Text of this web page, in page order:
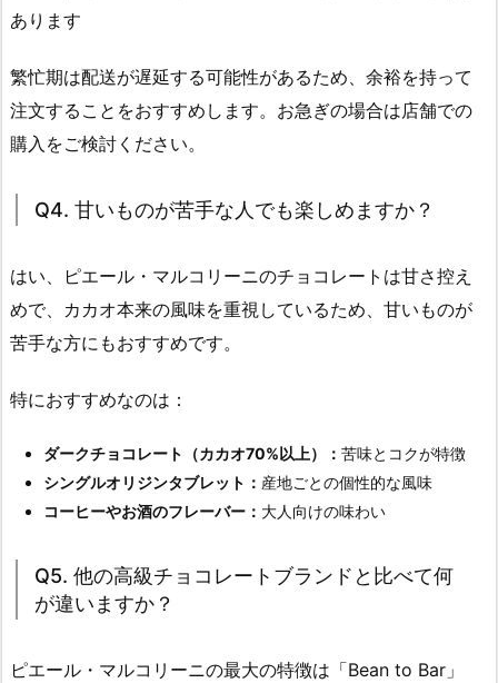
あります
繁忙期は配送が遅延する可能性があるため、余裕を持って
注文することをおすすめします。お急ぎの場合は店舗での
購入をご検討ください。
Q4. 甘いものが苦手な人でも楽しめますか？
はい、ピエール・マルコリーニのチョコレートは甘さ控え
めで、カカオ本来の風味を重視しているため、甘いものが
苦手な方にもおすすめです。
特におすすめなのは：
ダークチョコレート（カカオ70%以上）： 苦味とコクが特徴
シングルオリジンタブレット： 産地ごとの個性的な風味
コーヒーやお酒のフレーバー： 大人向けの味わい
Q5. 他の高級チョコレートブランドと比べて何
が違いますか？
ピエール・マルコリーニの最大の特徴は「Bean to Bar」